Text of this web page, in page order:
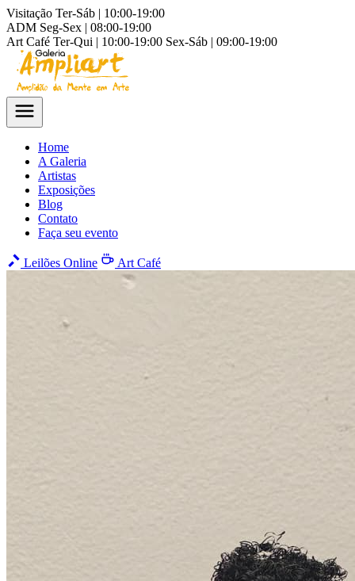
Visitação Ter-Sáb | 10:00-19:00
ADM Seg-Sex | 08:00-19:00
Art Café Ter-Qui | 10:00-19:00 Sex-Sáb | 09:00-19:00
Home
A Galeria
Artistas
Exposições
Blog
Contato
Faça seu evento
Leilões Online Art Café